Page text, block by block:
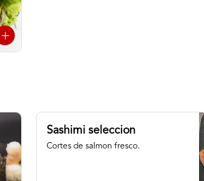
Sashimi seleccion
Cortes de salmon fresco.